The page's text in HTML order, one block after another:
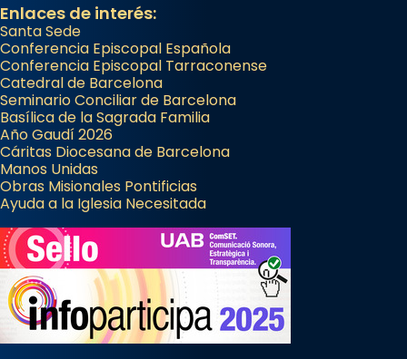
Enlaces de interés:
Santa Sede
Conferencia Episcopal Española
Conferencia Episcopal Tarraconense
Catedral de Barcelona
Seminario Conciliar de Barcelona
Basílica de la Sagrada Familia
Año Gaudí 2026
Cáritas Diocesana de Barcelona
Manos Unidas
Obras Misionales Pontificias
Ayuda a la Iglesia Necesitada